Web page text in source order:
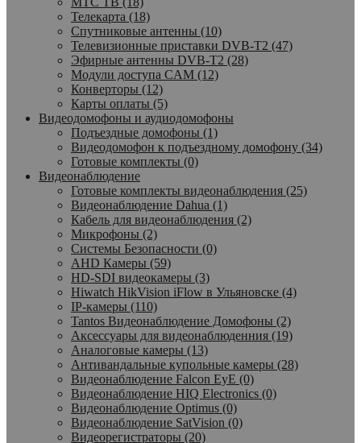
Телекарта (18)
Спутниковые антенны (10)
Телевизионные приставки DVB-T2 (47)
Эфирные антенны DVB-T2 (28)
Модули доступа CAM (12)
Конверторы (12)
Карты оплаты (5)
Видеодомофоны и аудиодомофоны
Подъездные домофоны (1)
Видеодомофон к подъездному домофону (34)
Готовые комплекты (0)
Видеонаблюдение
Готовые комплекты видеонаблюдения (25)
Видеонаблюдение Dahua (1)
Кабель для видеонаблюдения (2)
Микрофоны (2)
Системы Безопасности (0)
AHD Камеры (59)
HD-SDI видеокамеры (3)
Hiwatch HikVision iFlow в Ульяновске (4)
IP-камеры (110)
Tantos Видеонаблюдение Домофоны (2)
Аксессуары для видеонаблюденния (19)
Аналоговые камеры (13)
Антивандальные купольные камеры (28)
Видеонаблюдение Falcon EyE (0)
Видеонаблюдение HIQ Electronics (0)
Видеонаблюдение Optimus (0)
Видеонаблюдение SatVision (0)
Видеорегистраторы (20)